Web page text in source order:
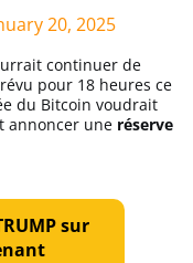
20, 2025
continuer de
pour 18 heures ce
du Bitcoin voudrait
annoncer une réserve
sur